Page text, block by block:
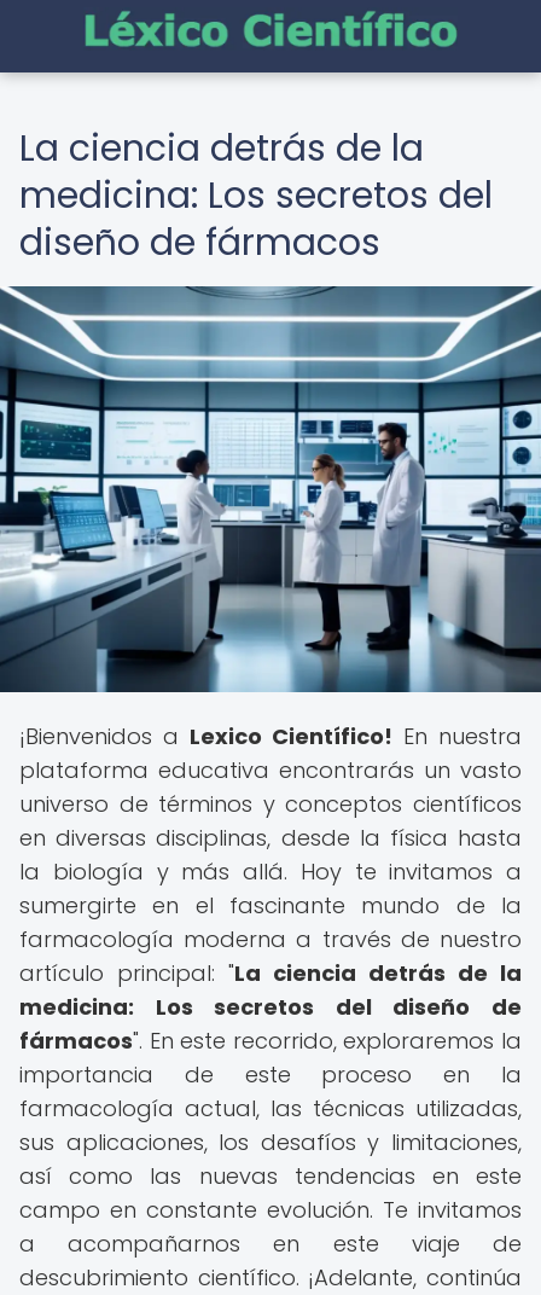
La ciencia detrás de la
medicina: Los secretos del
diseño de fármacos
¡Bienvenidos a Lexico Científico! En nuestra
plataforma educativa encontrarás un vasto
universo de términos y conceptos científicos
en diversas disciplinas, desde la física hasta
la biología y más allá. Hoy te invitamos a
sumergirte en el fascinante mundo de la
farmacología moderna a través de nuestro
artículo principal: "La ciencia detrás de la
medicina: Los secretos del diseño de
fármacos". En este recorrido, exploraremos la
importancia de este proceso en la
farmacología actual, las técnicas utilizadas,
sus aplicaciones, los desafíos y limitaciones,
así como las nuevas tendencias en este
campo en constante evolución. Te invitamos
a acompañarnos en este viaje de
descubrimiento científico. ¡Adelante, continúa